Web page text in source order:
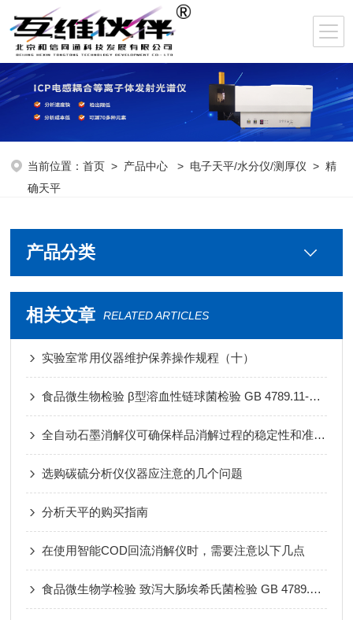
当前位置：首页 > 产品中心 > 电子天平/水分仪/测厚仪 >精
确天平
产品分类
相关文章 RELATED ARTICLES
实验室常用仪器维护保养操作规程（十）
食品微生物检验 β型溶血性链球菌检验 GB 4789.11-2014
全自动石墨消解仪可确保样品消解过程的稳定性和准确性
选购碳硫分析仪仪器应注意的几个问题
分析天平的购买指南
在使用智能COD回流消解仪时，需要注意以下几点
食品微生物学检验 致泻大肠埃希氏菌检验 GB 4789.6-2016